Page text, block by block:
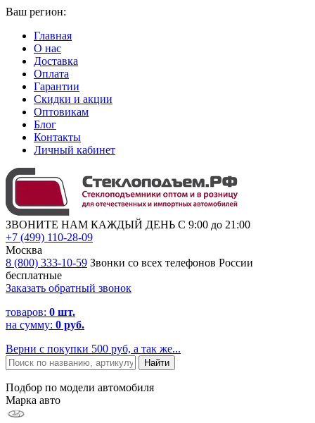
Ваш регион:
Главная
О нас
Доставка
Оплата
Гарантии
Скидки и акции
Оптовикам
Блог
Контакты
Личный кабинет
ЗВОНИТЕ НАМ КАЖДЫЙ ДЕНЬ С 9:00 до 21:00
+7 (499) 110-28-09
Москва
8 (800) 333-10-59 Звонки со всех телефонов России
бесплатные
Заказать обратный звонок
товаров: 0 шт.
на сумму: 0 руб.
Верни с покупки 500 руб, а так же...
Подбор по модели автомобиля
Марка авто